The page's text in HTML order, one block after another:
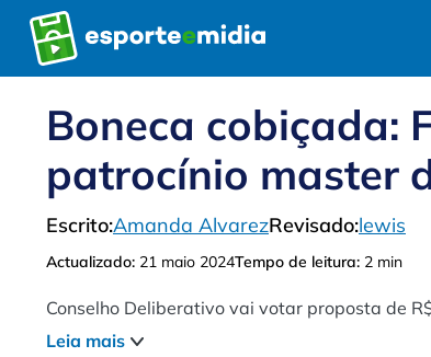
Pular
para
o
Boneca cobiçada:
patrocínio master
Escrito:Amanda AlvarezRevisado:lewis
Actualizado: 21 maio 2024Tempo de leitura: 2 min
Conselho Deliberativo vai votar proposta de
Leia mais